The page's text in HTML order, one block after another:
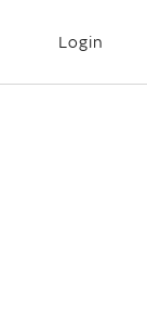
Login